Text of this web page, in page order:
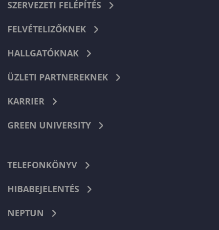
SZERVEZETI FELÉPÍTÉS
FELVÉTELIZŐKNEK
HALLGATÓKNAK
ÜZLETI PARTNEREKNEK
KARRIER
GREEN UNIVERSITY
TELEFONKÖNYV
HIBABEJELENTÉS
NEPTUN